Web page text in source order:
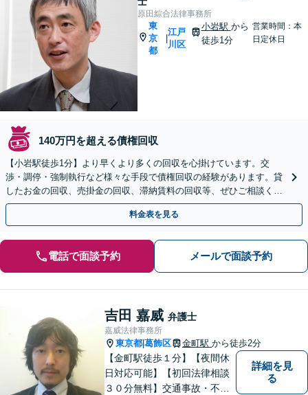
原田綜合法律事務所
東
京
都
江戸
川区
小岩駅 から
徒歩1分
営業時間：本
日定休日
140万円を超える債権回収
【小岩駅徒歩1分】より早くより多くの回収を心掛けています。交
渉・調停・強制執行など様々な手段で債権回収の経験があります。貸
したお金の回収、売掛金の回収、滞納賃料の回収等、ぜひご相談くだ
さい。【休日・早朝夜間対応可】【メディア出演経験あり】
料金表を見る
電話で面談予約 メールで面談予約
吉田 嘉威 弁護士
嘉威法律事務所
東京都 葛飾区 金町駅 から徒歩2分
【金町駅徒歩１分】【夜間休
日対応可能】【初回法律相談
３０分無料】交通事故・不動
詳細を見
る